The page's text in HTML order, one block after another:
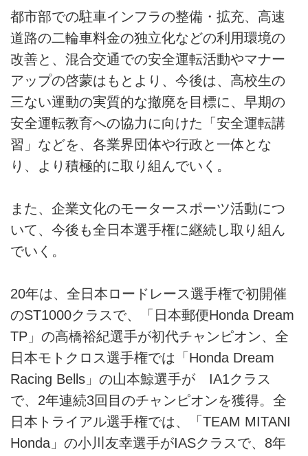
都市部での駐車インフラの整備・拡充、高速
道路の二輪車料金の独立化などの利用環境の
改善と、混合交通での安全運転活動やマナー
アップの啓蒙はもとより、今後は、高校生の
三ない運動の実質的な撤廃を目標に、早期の
安全運転教育への協力に向けた「安全運転講
習」などを、各業界団体や行政と一体とな
り、より積極的に取り組んでいく。
また、企業文化のモータースポーツ活動につ
いて、今後も全日本選手権に継続し取り組ん
でいく。
20年は、全日本ロードレース選手権で初開催
のST1000クラスで、「日本郵便Honda Dream
TP」の高橋裕紀選手が初代チャンピオン、全
日本モトクロス選手権では「Honda Dream
Racing Bells」の山本鯨選手が IA1クラス
で、2年連続3回目のチャンピオンを獲得。全
日本トライアル選手権では、「TEAM MITANI
Honda」の小川友幸選手がIASクラスで、8年